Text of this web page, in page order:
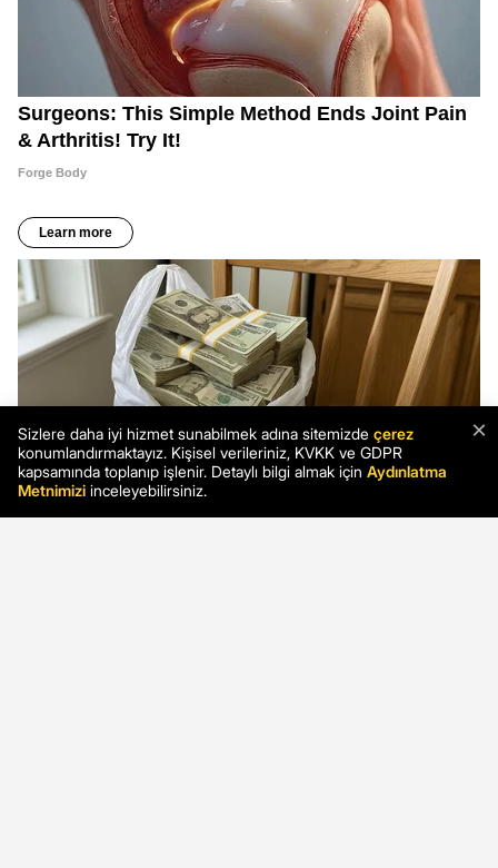
×
Sizlere daha iyi hizmet sunabilmek adına sitemizde çerez
konumlandırmaktayız. Kişisel verileriniz, KVKK ve GDPR
kapsamında toplanıp işlenir. Detaylı bilgi almak için Aydınlatma
Metnimizi inceleyebilirsiniz.